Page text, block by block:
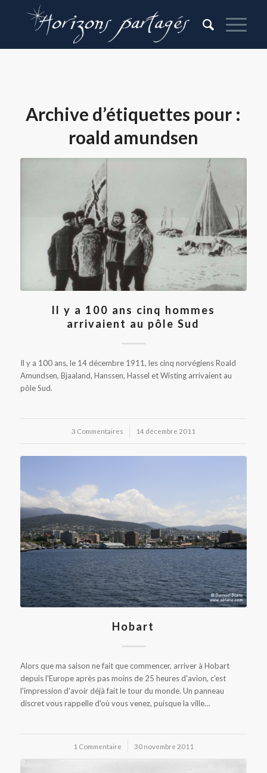
Archive d’étiquettes pour :
roald amundsen
Il y a 100 ans cinq hommes
arrivaient au pôle Sud
Il y a 100 ans, le 14 décembre 1911, les cinq norvégiens Roald
Amundsen, Bjaaland, Hanssen, Hassel et Wisting arrivaient au
pôle Sud.
3 Commentaires
/ 14 décembre 2011
Hobart
Alors que ma saison ne fait que commencer, arriver à Hobart
depuis l'Europe après pas moins de 25 heures d'avion, c'est
l'impression d'avoir déjà fait le tour du monde. Un panneau
discret vous rappelle d'où vous venez, puisque la ville…
1 Commentaire
/ 30 novembre 2011